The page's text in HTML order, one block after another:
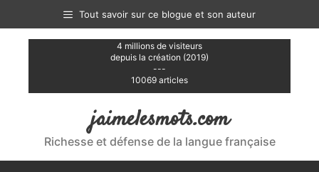
contenu
Tout savoir sur ce blogue et son auteur
4 millions de visiteurs
depuis la création (2019)
---
10069 articles
jaimelesmots.com
Richesse et défense de la langue française